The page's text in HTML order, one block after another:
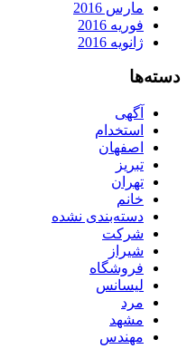
مارس 2016
فوریه 2016
ژانویه 2016
دسته‌ها
آگهی
استخدام
اصفهان
تبریز
تهران
خانم
دسته‌بندی نشده
شرکت
شیراز
فروشگاه
لیسانس
مرد
مشهد
مهندس